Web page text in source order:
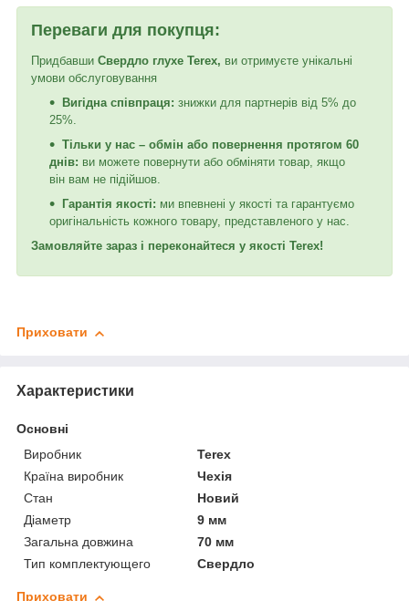
Переваги для покупця:
Придбавши Свердло глухе Terex, ви отримуєте унікальні
умови обслуговування
Вигідна співпраця: знижки для партнерів від 5% до
25%.
Тільки у нас – обмін або повернення протягом 60
днів: ви можете повернути або обміняти товар, якщо
він вам не підійшов.
Гарантія якості: ми впевнені у якості та гарантуємо
оригінальність кожного товару, представленого у нас.
Замовляйте зараз і переконайтеся у якості Terex!
Приховати
Характеристики
Основні
Виробник
Terex
Країна виробник
Чехія
Стан
Новий
Діаметр
9 мм
Загальна довжина
70 мм
Тип комплектующего
Свердло
Приховати